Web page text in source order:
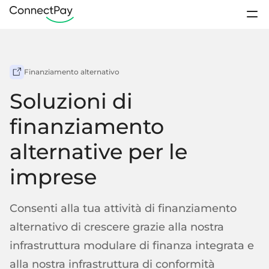
Programmi di
fidelizzazione
Club sportivo
Startup
Crowdfunding
Conti IBAN
Portafogli digitali
Pagamenti elettronici da portafoglio a portafoglio
Conti aziendali
IBAN per clienti commerciali
IBAN per clienti individuali
Prezzi
Chi siamo
Risorse
Aprire un conto
Assistenza / FAQ
Finanziamento alternativo
Soluzioni di
finanziamento
alternative per le
imprese
Consenti alla tua attività di finanziamento
alternativo di crescere grazie alla nostra
infrastruttura modulare di finanza integrata e
alla nostra infrastruttura di conformità